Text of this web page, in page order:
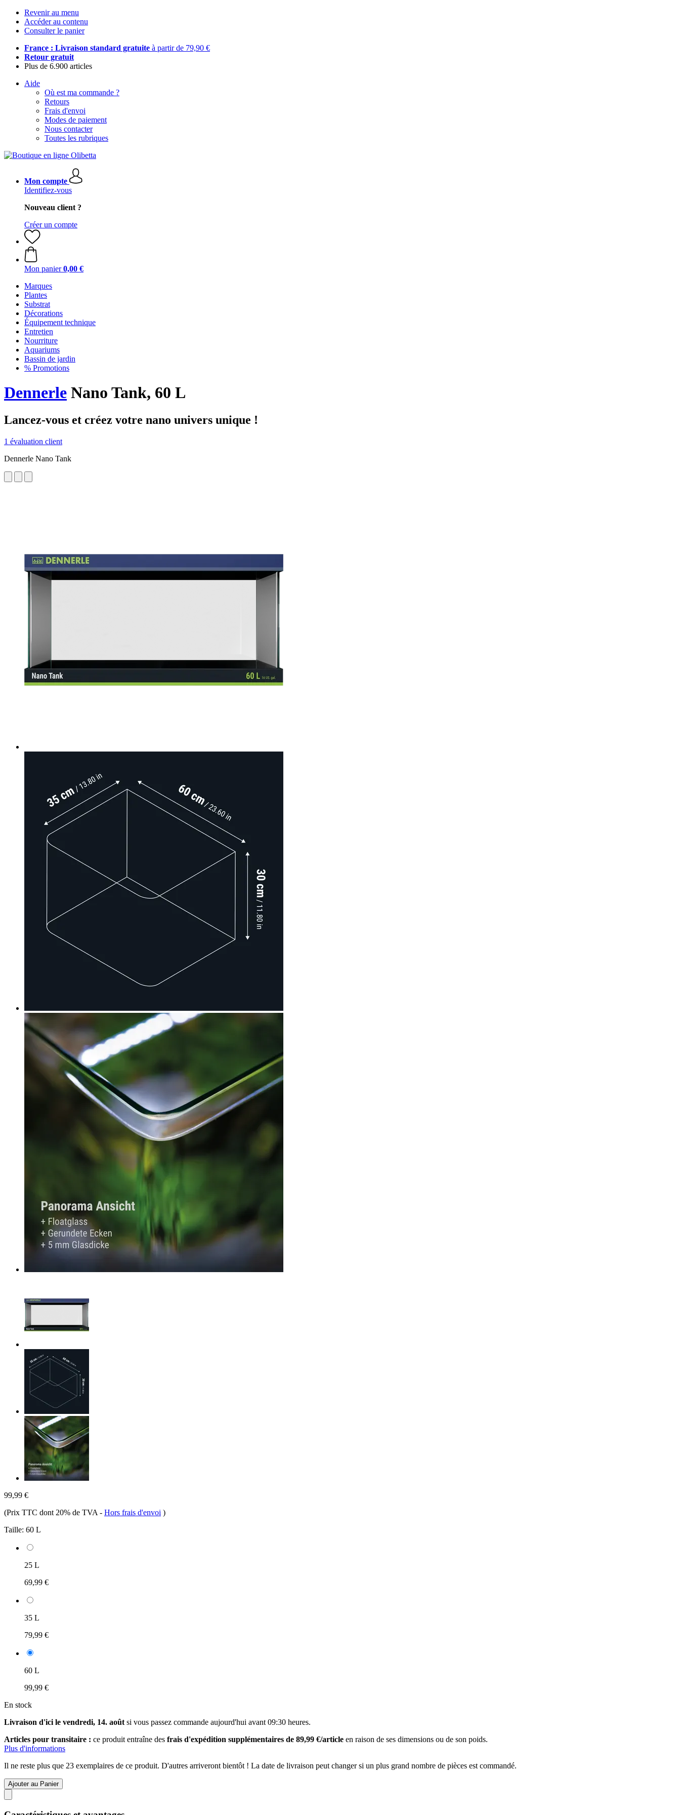
Revenir au menu
Accéder au contenu
Consulter le panier
France : Livraison standard gratuite à partir de 79,90 €
Retour gratuit
Plus de 6.900 articles
Aide
Où est ma commande ?
Retours
Frais d'envoi
Modes de paiement
Nous contacter
Toutes les rubriques
Mon compte
Identifiez-vous
Nouveau client ?
Créer un compte
Mon panier 0,00 €
Marques
Plantes
Substrat
Décorations
Équipement technique
Entretien
Nourriture
Aquariums
Bassin de jardin
% Promotions
Dennerle Nano Tank, 60 L
Lancez-vous et créez votre nano univers unique !
1 évaluation client
Dennerle Nano Tank
99,99 €
(Prix TTC dont 20% de TVA - Hors frais d'envoi )
Taille: 60 L
25 L
69,99 €
35 L
79,99 €
60 L
99,99 €
En stock
Livraison d'ici le vendredi, 14. août si vous passez commande aujourd'hui avant 09:30 heures.
Articles pour transitaire : ce produit entraîne des frais d'expédition supplémentaires de 89,99 €/article en raison de ses dimensions ou de son poids.
Plus d'informations
Il ne reste plus que 23 exemplaires de ce produit. D'autres arriveront bientôt ! La date de livraison peut changer si un plus grand nombre de pièces est commandé.
Ajouter au Panier